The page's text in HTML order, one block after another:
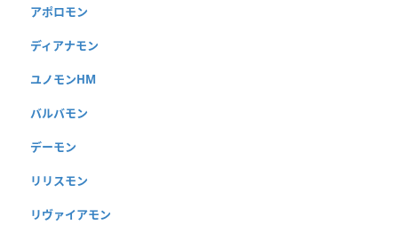
アポロモン
ディアナモン
ユノモンHM
バルバモン
デーモン
リリスモン
リヴァイアモン